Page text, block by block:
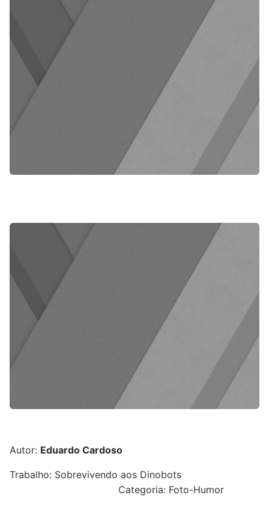
Autor: Eduardo Cardoso
Trabalho: Sobrevivendo aos Dinobots
Categoria: Foto-Humor